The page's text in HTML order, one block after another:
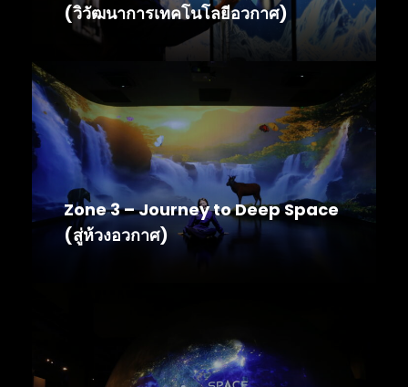
(วิวัฒนาการเทคโนโลยีอวกาศ)
Zone 3 – Journey to Deep Space
(สู่ห้วงอวกาศ)